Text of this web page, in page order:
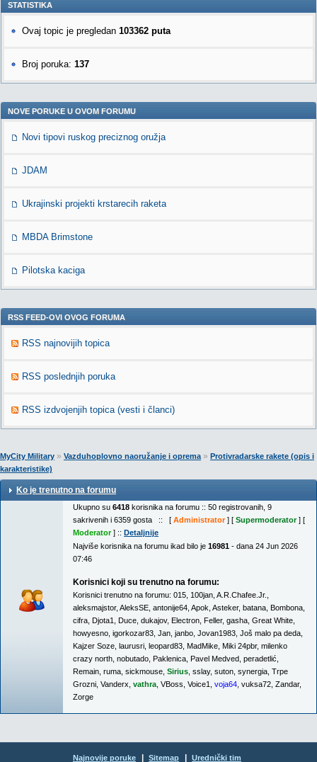
STATISTIKA
Ovaj topic je pregledan 103362 puta
Broj poruka: 137
NOVE PORUKE U OVOM FORUMU
Novi tipovi ruskog preciznog oružja
JDAM
Ukrajinski projekti krstarecih raketa
MBDA Brimstone
Pilotska kaciga
RSS FEED-OVI OVOG FORUMA
RSS najnovijih topica
RSS poslednjih poruka
RSS izdvojenjih topica (vesti i članci)
MyCity Military » Vazduhoplovno naoružanje i oprema» Protivradarske rakete (opis i
karakteristike)
Ko je trenutno na forumu
Ukupno su 6418 korisnika na forumu :: 50 registrovanih, 9
sakrivenih i 6359 gosta :: [ Administrator] [ Supermoderator] [
Moderator] :: Detaljnije
Najviše korisnika na forumu ikad bilo je 16981 - dana 24 Jun 2026
07:46
Korisnici koji su trenutno na forumu:
Korisnici trenutno na forumu: 015 100jan A.R.Chafee.Jr.
aleksmajstor, AleksSE antonije64 Apok Asteker, batana Bombona
cifra Djota1 Duce dukajov, Electron Feller, gasha Great White
howyesno igorkozar83 Jan janbo Jovan1983 Još malo pa deda
Kajzer Soze laurusri leopard83 MadMike Miki 24pbr, milenko
crazy north nobutado Paklenica Pavel Medved peradetlić
Remain ruma sickmouse Sirius sslay, suton synergia Trpe
Grozni Vanderx vathra VBoss Voice1 voja64 vuksa72 Zandar,
Zorge
Najnovije poruke Sitemap Urednički tim